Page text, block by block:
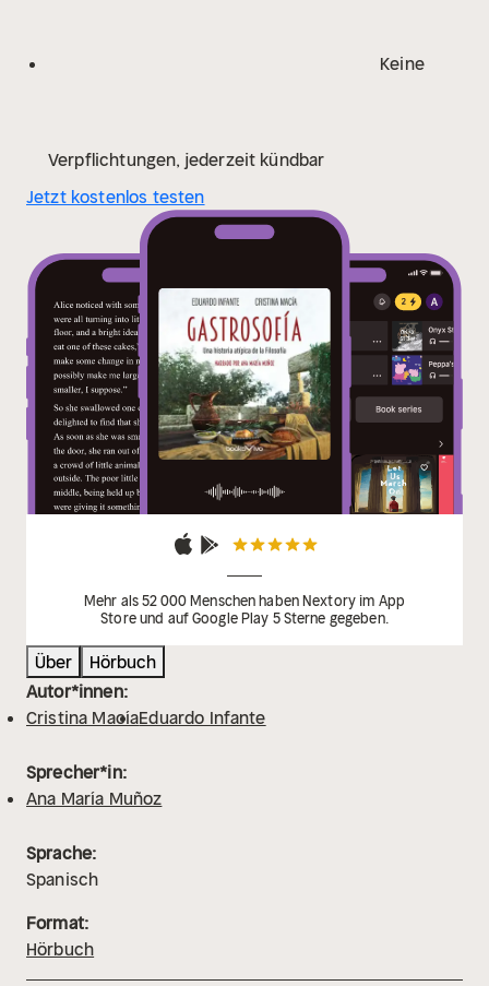
Keine
Verpflichtungen, jederzeit kündbar
Jetzt kostenlos testen
Mehr als 52 000 Menschen haben Nextory im App
Store und auf Google Play 5 Sterne gegeben.
Über
Hörbuch
Autor*innen:
Cristina MacíaEduardo Infante
Sprecher*in:
Ana María Muñoz
Sprache:
Spanisch
Format:
Hörbuch